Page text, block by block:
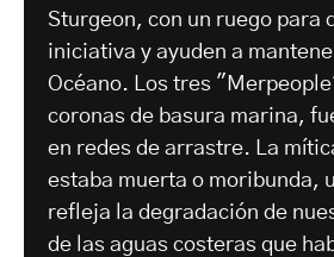
Sturgeon, con un ruego para
iniciativa y ayuden a
Océano. Los tres
coronas de basura marina,
en redes de arrastre. La
estaba muerta o moribunda,
refleja la degradación de
de las aguas costeras que